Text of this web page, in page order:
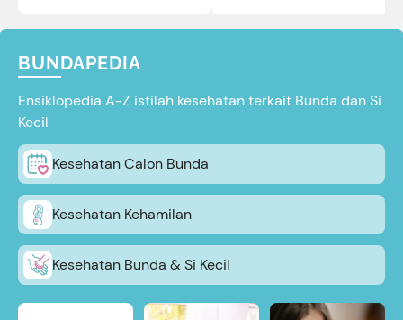
BUNDAPEDIA
Ensiklopedia A-Z istilah kesehatan terkait Bunda dan Si
Kecil
Kesehatan Calon Bunda
Kesehatan Kehamilan
Kesehatan Bunda & Si Kecil